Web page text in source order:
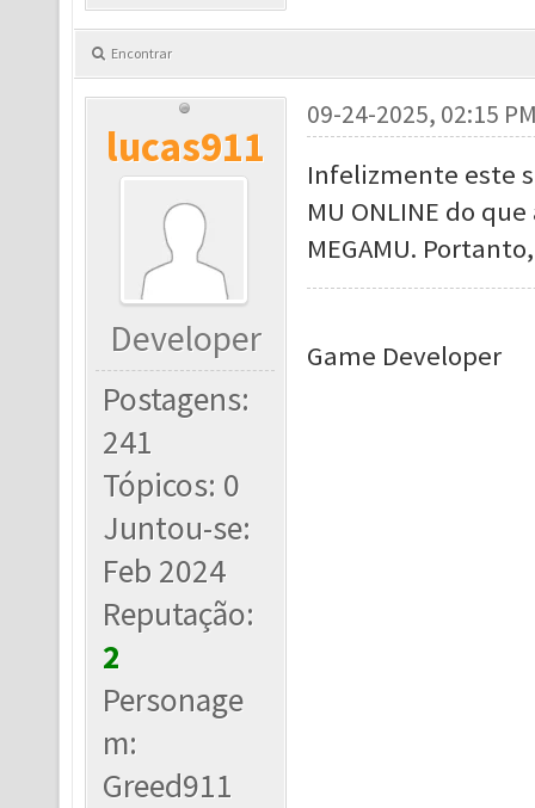
Encontrar
lucas911
Developer
Postagens:
241
Tópicos: 0
Juntou-se:
Feb 2024
Reputação:
2
Personage
m:
Greed911
09-24-2025, 02:15
Infelizmente este
MU ONLINE do
MEGAMU.
Game Developer